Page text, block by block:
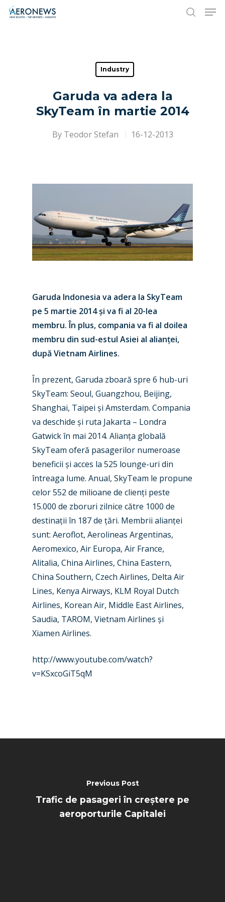
Hit enter to search or ESC to close
Industry
Garuda va adera la
SkyTeam în martie 2014
By Teodor Stefan 16-12-2013
Garuda Indonesia va adera la SkyTeam
pe 5 martie 2014 și va fi al 20-lea
membru. În plus, compania va fi al doilea
membru din sud-estul Asiei al alianței,
după Vietnam Airlines.
În prezent, Garuda zboară spre 6 hub-uri
SkyTeam: Seoul, Guangzhou, Beijing,
Shanghai, Taipei și Amsterdam. Compania
va deschide și ruta Jakarta – Londra
Gatwick în mai 2014. Alianța globală
SkyTeam oferă pasagerilor numeroase
beneficii și acces la 525 lounge-uri din
întreaga lume. Anual, SkyTeam le propune
celor 552 de milioane de clienți peste
15.000 de zboruri zilnice către 1000 de
destinații în 187 de țări. Membrii alianței
sunt: Aeroflot, Aerolineas Argentinas,
Aeromexico, Air Europa, Air France,
Alitalia, China Airlines, China Eastern,
China Southern, Czech Airlines, Delta Air
Lines, Kenya Airways, KLM Royal Dutch
Airlines, Korean Air, Middle East Airlines,
Saudia, TAROM, Vietnam Airlines și
Xiamen Airlines.
http://www.youtube.com/watch?
v=KSxcoGiT5qM
Previous Post
Trafic de pasageri în creștere pe
aeroporturile Capitalei
New Routes
Industry
Accidents / Incidents
Airshows
Dubai 2025
Paris 2025
Farnborough 2024
Paris 2023
Farnborough 2022
Dubai 2019
Business Jets
Military
Trip Reports
Marketplace
Jobs
Contact